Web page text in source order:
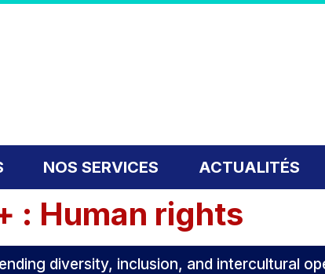
NOS SERVICES ACTUALITÉS
: Human rights
diversity, inclusion, and intercultural